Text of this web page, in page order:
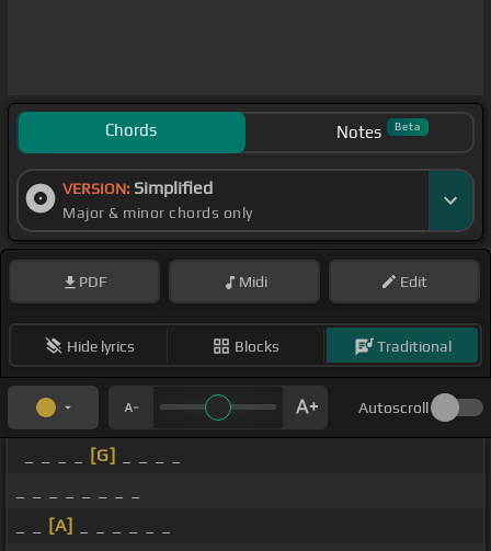
Chords Notes Beta
VERSION: Simplified
Major & minor chords only
PDF Midi Edit
Hide lyrics Blocks Traditional
Autoscroll
[G]
[A]